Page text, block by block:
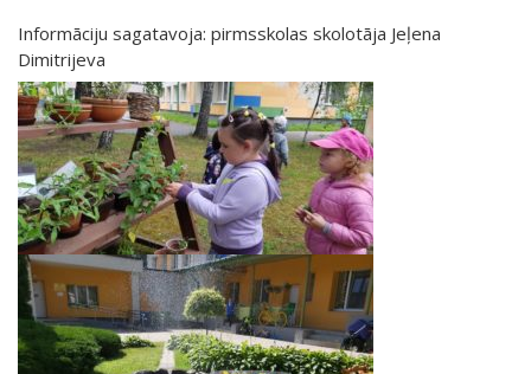
Informāciju sagatavoja: pirmsskolas skolotāja Jeļena
Dimitrijeva